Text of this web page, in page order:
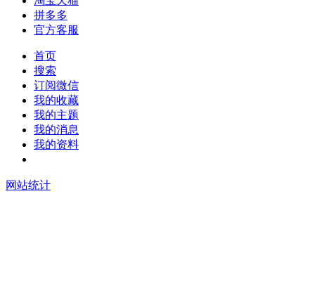
拼多多
官方客服
首页
搜索
订阅微信
我的收藏
我的主题
我的消息
我的资料
网站统计